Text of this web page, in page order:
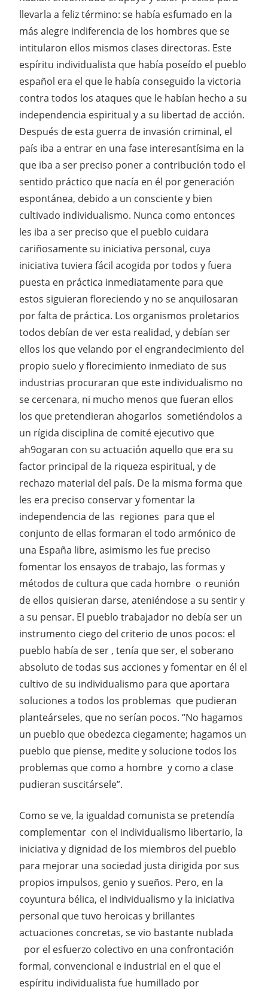
llevarla a feliz término: se había esfumado en la
más alegre indiferencia de los hombres que se
intitularon ellos mismos clases directoras. Este
espíritu individualista que había poseído el pueblo
español era el que le había conseguido la victoria
contra todos los ataques que le habían hecho a su
independencia espiritual y a su libertad de acción.
Después de esta guerra de invasión criminal, el
país iba a entrar en una fase interesantísima en la
que iba a ser preciso poner a contribución todo el
sentido práctico que nacía en él por generación
espontánea, debido a un consciente y bien
cultivado individualismo. Nunca como entonces
les iba a ser preciso que el pueblo cuidara
cariñosamente su iniciativa personal, cuya
iniciativa tuviera fácil acogida por todos y fuera
puesta en práctica inmediatamente para que
estos siguieran floreciendo y no se anquilosaran
por falta de práctica. Los organismos proletarios
todos debían de ver esta realidad, y debían ser
ellos los que velando por el engrandecimiento del
propio suelo y florecimiento inmediato de sus
industrias procuraran que este individualismo no
se cercenara, ni mucho menos que fueran ellos
los que pretendieran ahogarlos sometiéndolos a
un rígida disciplina de comité ejecutivo que
ah9ogaran con su actuación aquello que era su
factor principal de la riqueza espiritual, y de
rechazo material del país. De la misma forma que
les era preciso conservar y fomentar la
independencia de las regiones para que el
conjunto de ellas formaran el todo armónico de
una España libre, asimismo les fue preciso
fomentar los ensayos de trabajo, las formas y
métodos de cultura que cada hombre o reunión
de ellos quisieran darse, ateniéndose a su sentir y
a su pensar. El pueblo trabajador no debía ser un
instrumento ciego del criterio de unos pocos: el
pueblo había de ser , tenía que ser, el soberano
absoluto de todas sus acciones y fomentar en él el
cultivo de su individualismo para que aportara
soluciones a todos los problemas que pudieran
planteárseles, que no serían pocos. “No hagamos
un pueblo que obedezca ciegamente; hagamos un
pueblo que piense, medite y solucione todos los
problemas que como a hombre y como a clase
pudieran suscitársele”.
Como se ve, la igualdad comunista se pretendía
complementar con el individualismo libertario, la
iniciativa y dignidad de los miembros del pueblo
para mejorar una sociedad justa dirigida por sus
propios impulsos, genio y sueños. Pero, en la
coyuntura bélica, el individualismo y la iniciativa
personal que tuvo heroicas y brillantes
actuaciones concretas, se vio bastante nublada
por el esfuerzo colectivo en una confrontación
formal, convencional e industrial en el que el
espíritu individualista fue humillado por